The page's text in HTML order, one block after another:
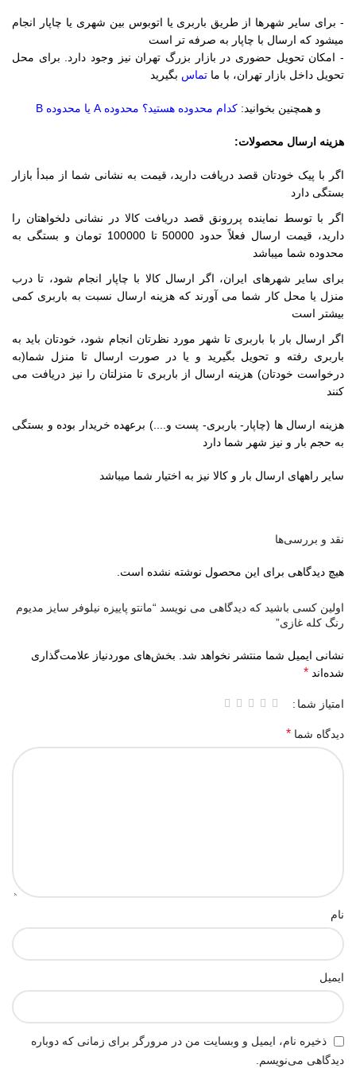
- برای سایر شهرها از طریق باربری یا اتوبوس بین شهری یا چاپار انجام
میشود که ارسال با چاپار به صرفه تر است
- امکان تحویل حضوری در بازار بزرگ تهران نیز وجود دارد. برای محل
تحویل داخل بازار تهران، با ما تماس بگیرید
و همچنین بخوانید:کدام محدوده هستید؟ محدوده A یا محدوده B
هزینه ارسال محصولات:
اگر با پیک خودتان قصد دریافت دارید، قیمت به نشانی شما از مبدأ بازار
بستگی دارد
اگر با توسط نماینده پررونق قصد دریافت کالا در نشانی دلخواهتان را
دارید، قیمت ارسال فعلاً حدود 50000 تا 100000 تومان و بستگی به
محدوده شما میباشد
برای سایر شهرهای ایران، اگر ارسال کالا با چاپار انجام شود، تا درب
منزل یا محل کار شما می آورند که هزینه ارسال نسبت به باربری کمی
بیشتر است
اگر ارسال بار با باربری تا شهر مورد نظرتان انجام شود، خودتان باید به
باربری رفته و تحویل بگیرید و یا در صورت ارسال تا منزل شما(به
درخواست خودتان) هزینه ارسال از باربری تا منزلتان را نیز دریافت می
کنند
هزینه ارسال ها (چاپار- باربری- پست و....) برعهده خریدار بوده و بستگی
به حجم بار و نیز شهر شما دارد
سایر راههای ارسال بار و کالا نیز به اختیار شما میباشد
نقد و بررسی‌ها
هیچ دیدگاهی برای این محصول نوشته نشده است.
اولین کسی باشید که دیدگاهی می نویسد “مانتو پاییزه نیلوفر سایز مدیوم
رنگ کله غازی”
نشانی ایمیل شما منتشر نخواهد شد.
بخش‌های موردنیاز علامت‌گذاری
شده‌اند *
امتیاز شما
دیدگاه شما *
نام
ایمیل
ذخیره نام، ایمیل و وبسایت من در مرورگر برای زمانی که دوباره
دیدگاهی می‌نویسم.